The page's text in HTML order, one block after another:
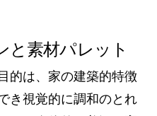
と素材パレット
的は、家の建築的特徴
き視覚的に調和のとれ